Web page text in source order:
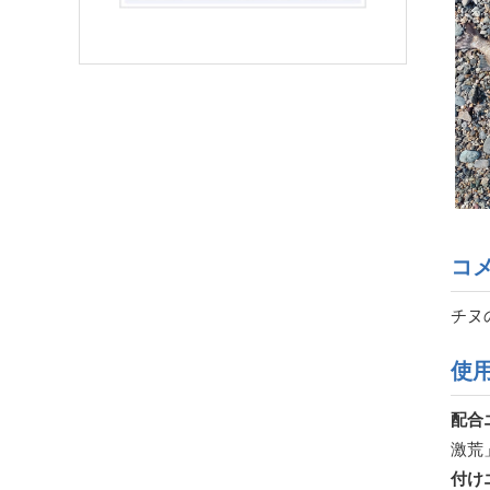
コ
チヌ
使
配合
激荒」
付け